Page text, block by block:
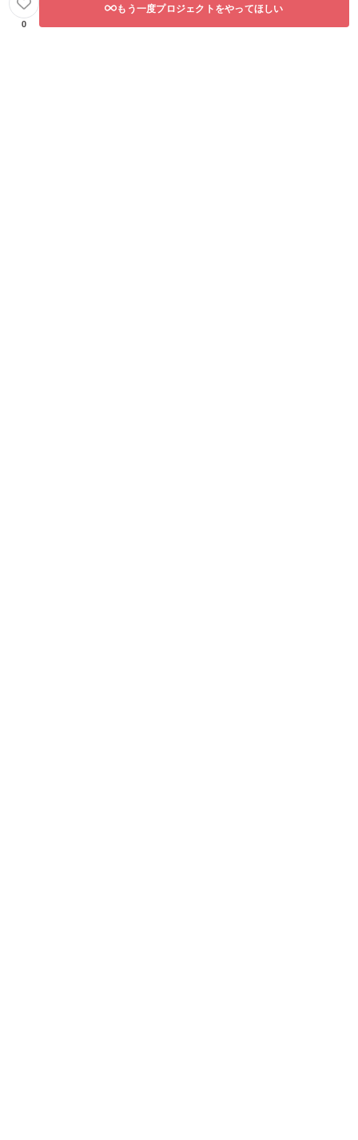
0
もう一度プロジェクトをやってほしい